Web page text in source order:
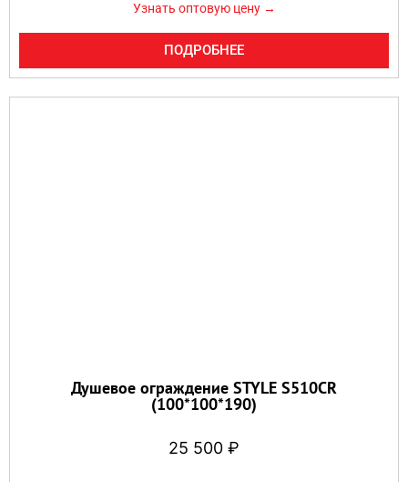
Узнать оптовую цену →
ПОДРОБНЕЕ
Душевое ограждение STYLE S510CR
(100*100*190)
25 500 ₽